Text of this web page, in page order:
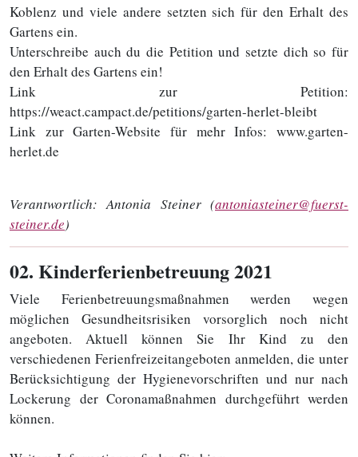
Koblenz und viele andere setzten sich für den Erhalt des
Gartens ein.
Unterschreibe auch du die Petition und setzte dich so für
den Erhalt des Gartens ein!
Link zur Petition:
https://weact.campact.de/petitions/garten-herlet-bleibt
Link zur Garten-Website für mehr Infos: www.garten-
herlet.de
Verantwortlich: Antonia Steiner (antoniasteiner@fuerst-
steiner.de)
02. Kinderferienbetreuung 2021
Viele Ferienbetreuungsmaßnahmen werden wegen
möglichen Gesundheitsrisiken vorsorglich noch nicht
angeboten. Aktuell können Sie Ihr Kind zu den
verschiedenen Ferienfreizeitangeboten anmelden, die unter
Berücksichtigung der Hygienevorschriften und nur nach
Lockerung der Coronamaßnahmen durchgeführt werden
können.